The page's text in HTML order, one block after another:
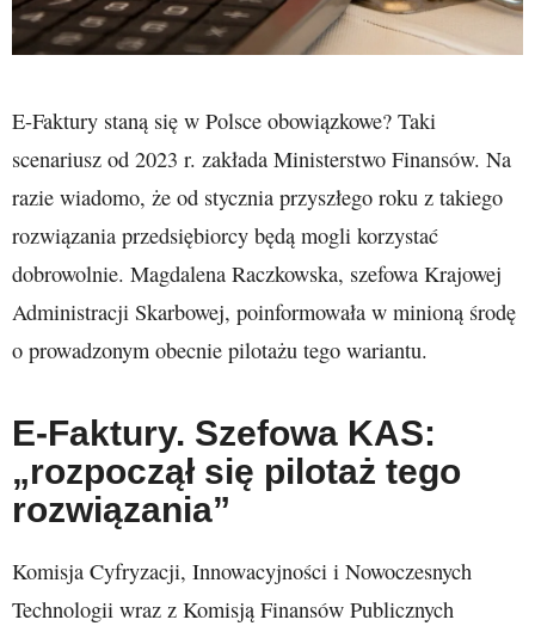
E-Faktury staną się w Polsce obowiązkowe? Taki
scenariusz od 2023 r. zakłada Ministerstwo Finansów. Na
razie wiadomo, że od stycznia przyszłego roku z takiego
rozwiązania przedsiębiorcy będą mogli korzystać
dobrowolnie. Magdalena Raczkowska, szefowa Krajowej
Administracji Skarbowej, poinformowała w minioną środę
o prowadzonym obecnie pilotażu tego wariantu.
E-Faktury. Szefowa KAS:
„rozpoczął się pilotaż tego
rozwiązania”
Komisja Cyfryzacji, Innowacyjności i Nowoczesnych
Technologii wraz z Komisją Finansów Publicznych